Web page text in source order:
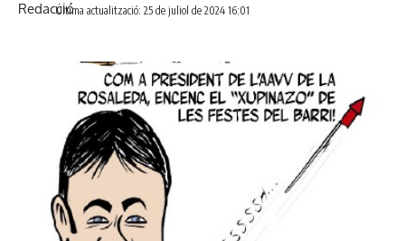
Última actualització: 25 de juliol de 2024 16:01